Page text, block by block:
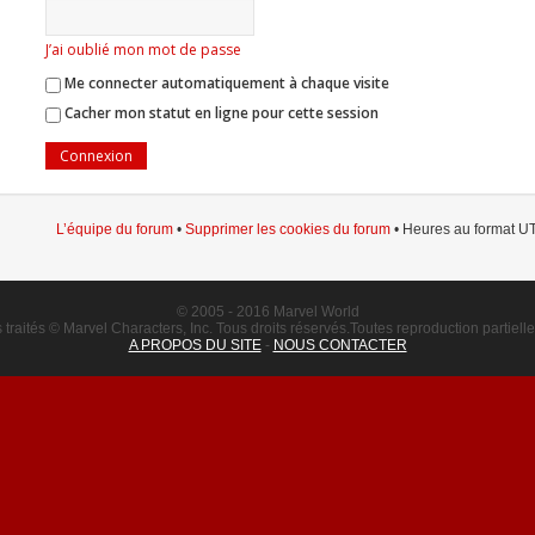
J’ai oublié mon mot de passe
Me connecter automatiquement à chaque visite
Cacher mon statut en ligne pour cette session
L’équipe du forum • Supprimer les cookies du forum • Heures au format
© 2005 - 2016 Marvel World
© Marvel Characters, Inc. Tous droits réservés.Toutes reproduction
A PROPOS DU SITE- NOUS CONTACTER